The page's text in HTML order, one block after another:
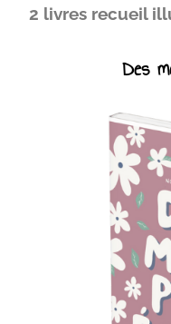
2 livres recueil
Des